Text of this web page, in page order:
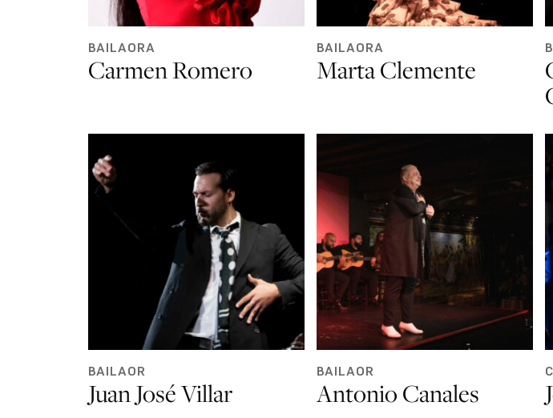
BAILAORA
Carmen Romero
BAILAORA
Marta Clemente
BAILAOR
Juan José Villar
BAILAOR
Antonio Canales